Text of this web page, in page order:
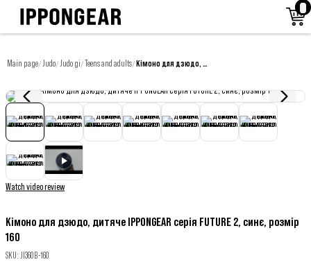
Main page/Judo/Judo gi/Teens and adults/ Кімоно для дзюдо, дитяче IPPONGEAR серія FUTURE 2, синє, розмір 160
Watch video review
Кімоно для дзюдо, дитяче IPPONGEAR серія FUTURE 2, синє, розмір
160
SKU: JI360B-160